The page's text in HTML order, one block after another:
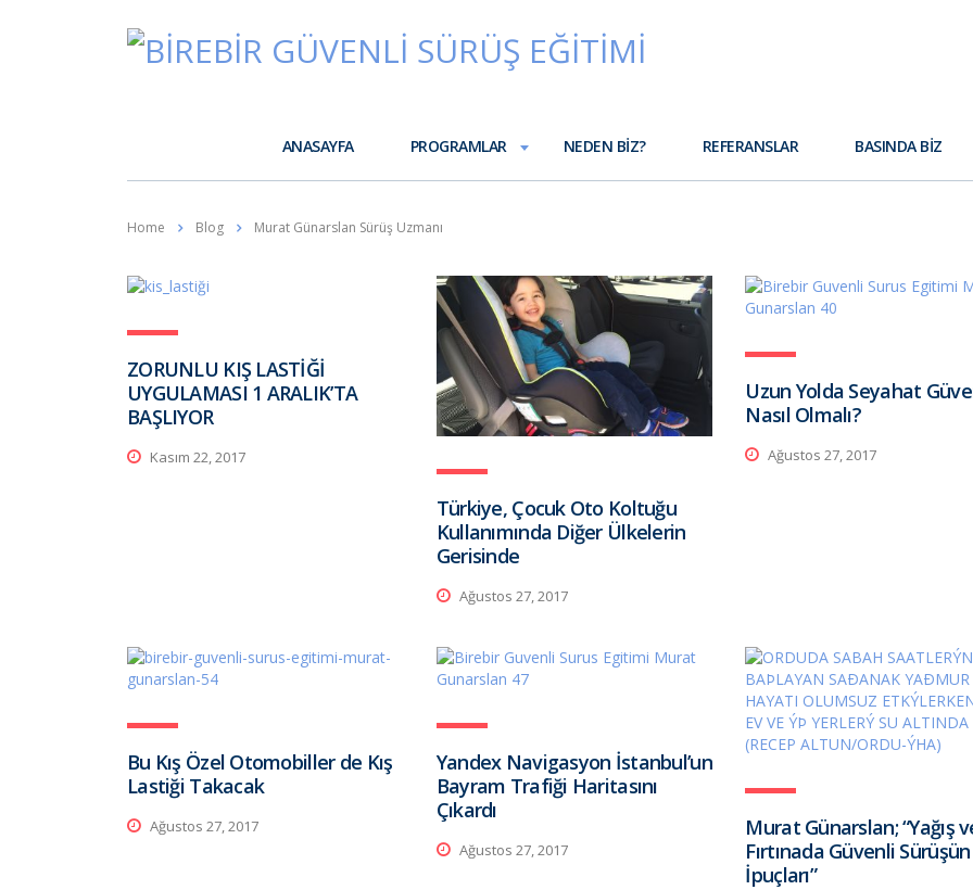
ANASAYFA PROGRAMLAR NEDEN BIZ? REFERANSLAR BASINDA BIZ
Home Blog Murat Günarslan Sürüş Uzmanı
ZORUNLU KIŞ LASTİĞİ
UYGULAMASI 1 ARALIK’TA
BAŞLIYOR
Kasım 22, 2017
Türkiye, Çocuk Oto Koltuğu
Kullanımında Diğer Ülkelerin
Gerisinde
Ağustos 27, 2017
Uzun Yolda Seyahat
Nasıl Olmalı?
Ağustos 27, 2017
Bu Kış Özel Otomobiller de Kış
Lastiği Takacak
Ağustos 27, 2017
Yandex Navigasyon İstanbul’un
Bayram Trafiği Haritasını
Çıkardı
Ağustos 27, 2017
Murat Günarslan; “Yağış
Fırtınada Güvenli Sürüşün
İpuçları”